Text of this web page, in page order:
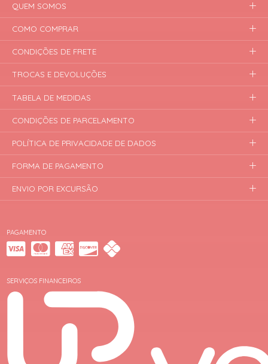
PAGAMENTO
SERVIÇOS FINANCEIROS
QUEM SOMOS
COMO COMPRAR
CONDIÇÕES DE FRETE
TROCAS E DEVOLUÇÕES
TABELA DE MEDIDAS
CONDIÇÕES DE PARCELAMENTO
POLÍTICA DE PRIVACIDADE DE DADOS
FORMA DE PAGAMENTO
ENVIO POR EXCURSÃO